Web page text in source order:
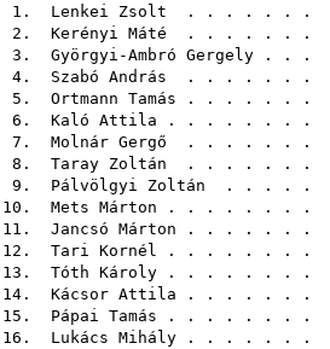
1. Lenkei Zsolt . . . . . . .
2. Kerényi Máté . . . . . . .
3. Györgyi-Ambró Gergely . . .
4. Szabó András . . . . . . .
5. Ortmann Tamás . . . . . . .
6. Kaló Attila . . . . . . . .
7. Molnár Gergő . . . . . . .
8. Taray Zoltán . . . . . . .
9. Pálvölgyi Zoltán . . . . .
10. Mets Márton . . . . . . . .
11. Jancsó Márton . . . . . . .
12. Tari Kornél . . . . . . . .
13. Tóth Károly . . . . . . . .
14. Kácsor Attila . . . . . . .
15. Pápai Tamás . . . . . . . .
16. Lukács Mihály . . . . . . .